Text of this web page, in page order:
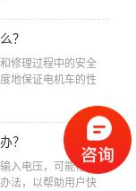
？
修理过程中的安全
地保证电机车的性
？
入电压，可能存在
法，以帮助用户快